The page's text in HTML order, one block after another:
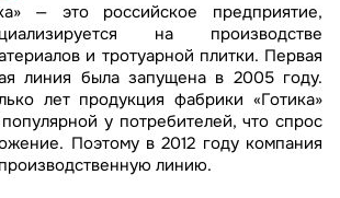
— это российское предприятие,
на производстве
и тротуарной плитки. Первая
линия была запущена в 2005 году.
лет продукция фабрики «Готика»
популярной у потребителей, что спрос
Поэтому в 2012 году компания
линию.